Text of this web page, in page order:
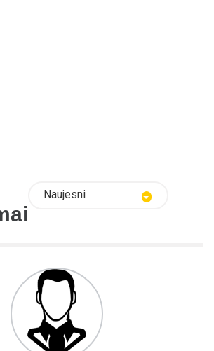
Naujesni